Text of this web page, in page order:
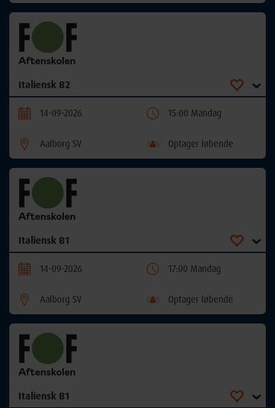
Italiensk B2
14-09-2026 15:00 Mandag
Aalborg SV Optager løbende
Italiensk B1
14-09-2026 17:00 Mandag
Aalborg SV Optager løbende
Italiensk B1